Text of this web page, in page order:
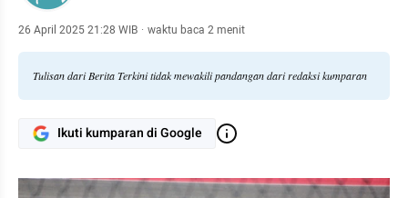
26 April 2025 21:28 WIB · waktu baca 2 menit
Tulisan dari Berita Terkini tidak mewakili pandangan dari redaksi kumparan
Ikuti kumparan di Google